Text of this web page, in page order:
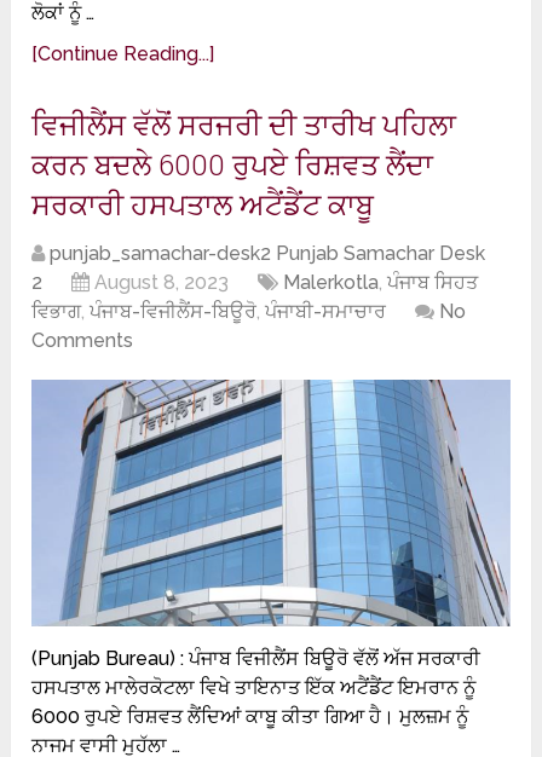
ਲੋਕਾਂ ਨੂੰ …
[Continue Reading...]
ਵਿਜੀਲੈਂਸ ਵੱਲੋਂ ਸਰਜਰੀ ਦੀ ਤਾਰੀਖ ਪਹਿਲਾ
ਕਰਨ ਬਦਲੇ 6000 ਰੁਪਏ ਰਿਸ਼ਵਤ ਲੈਂਦਾ
ਸਰਕਾਰੀ ਹਸਪਤਾਲ ਅਟੈਂਡੈਂਟ ਕਾਬੂ
punjab_samachar-desk2 Punjab Samachar Desk
2
August 8, 2023 Malerkotla,ਪੰਜਾਬ ਸਿਹਤ
ਵਿਭਾਗ,ਪੰਜਾਬ-ਵਿਜੀਲੈਂਸ-ਬਿਊਰੋ,ਪੰਜਾਬੀ-ਸਮਾਚਾਰ
No
Comments
(Punjab Bureau) : ਪੰਜਾਬ ਵਿਜੀਲੈਂਸ ਬਿਊਰੋ ਵੱਲੋਂ ਅੱਜ ਸਰਕਾਰੀ
ਹਸਪਤਾਲ ਮਾਲੇਰਕੋਟਲਾ ਵਿਖੇ ਤਾਇਨਾਤ ਇੱਕ ਅਟੈਂਡੈਂਟ ਇਮਰਾਨ ਨੂੰ
6000 ਰੁਪਏ ਰਿਸ਼ਵਤ ਲੈਂਦਿਆਂ ਕਾਬੂ ਕੀਤਾ ਗਿਆ ਹੈ। ਮੁਲਜ਼ਮ ਨੂੰ
ਨਾਜਮ ਵਾਸੀ ਮੁਹੱਲਾ …